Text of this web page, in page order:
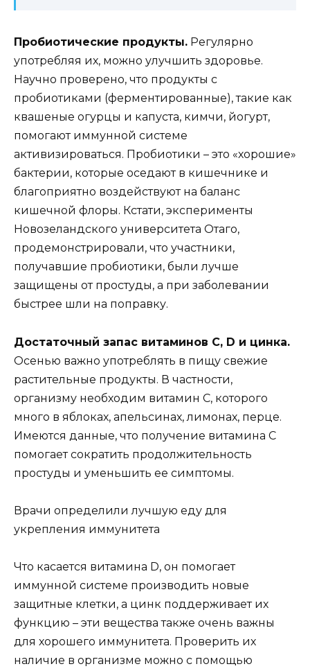
Пробиотические продукты. Регулярно
употребляя их, можно улучшить здоровье.
Научно проверено, что продукты с
пробиотиками (ферментированные), такие как
квашеные огурцы и капуста, кимчи, йогурт,
помогают иммунной системе
активизироваться. Пробиотики – это «хорошие»
бактерии, которые оседают в кишечнике и
благоприятно воздействуют на баланс
кишечной флоры. Кстати, эксперименты
Новозеландского университета Отаго,
продемонстрировали, что участники,
получавшие пробиотики, были лучше
защищены от простуды, а при заболевании
быстрее шли на поправку.
Достаточный запас витаминов С, D и цинка.
Осенью важно употреблять в пищу свежие
растительные продукты. В частности,
организму необходим витамин С, которого
много в яблоках, апельсинах, лимонах, перце.
Имеются данные, что получение витамина С
помогает сократить продолжительность
простуды и уменьшить ее симптомы.
Врачи определили лучшую еду для
укрепления иммунитета
Что касается витамина D, он помогает
иммунной системе производить новые
защитные клетки, а цинк поддерживает их
функцию – эти вещества также очень важны
для хорошего иммунитета. Проверить их
наличие в организме можно с помощью